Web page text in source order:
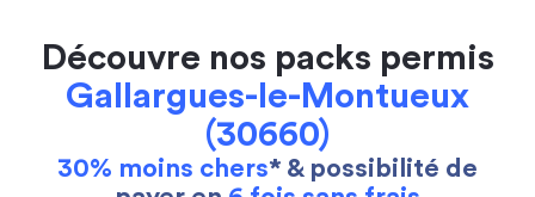
Découvre nos packs permis
Gallargues-le-Montueux
(30660)
30% moins chers* & possibilité de